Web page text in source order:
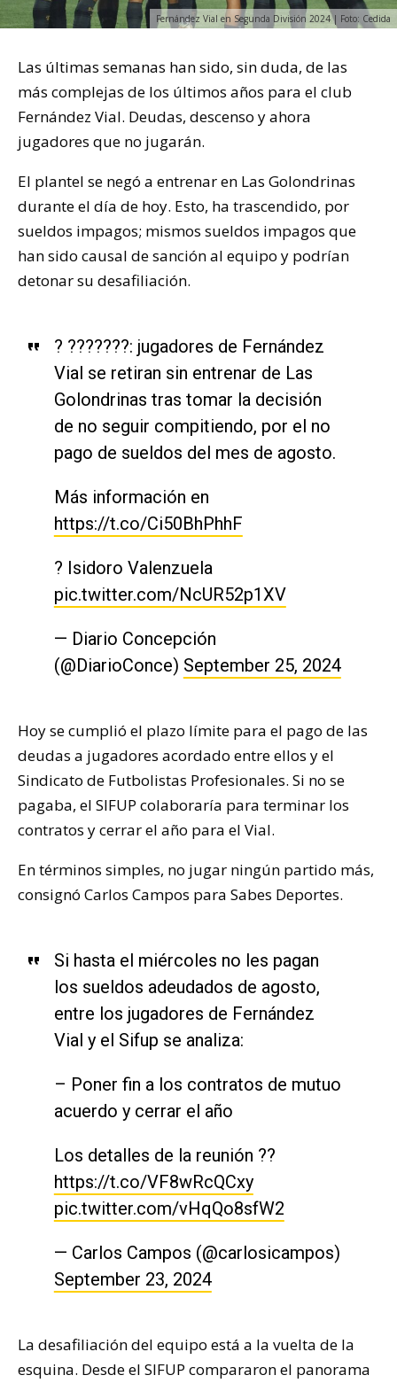
Fernández Vial en Segunda División 2024 | Foto: Cedida
Las últimas semanas han sido, sin duda, de las
más complejas de los últimos años para el club
Fernández Vial. Deudas, descenso y ahora
jugadores que no jugarán.
El plantel se negó a entrenar en Las Golondrinas
durante el día de hoy. Esto, ha trascendido, por
sueldos impagos; mismos sueldos impagos que
han sido causal de sanción al equipo y podrían
detonar su desafiliación.
? ???????: jugadores de Fernández
Vial se retiran sin entrenar de Las
Golondrinas tras tomar la decisión
de no seguir compitiendo, por el no
pago de sueldos del mes de agosto.
Más información en
https://t.co/Ci50BhPhhF
? Isidoro Valenzuela
pic.twitter.com/NcUR52p1XV
— Diario Concepción
(@DiarioConce) September 25, 2024
Hoy se cumplió el plazo límite para el pago de las
deudas a jugadores acordado entre ellos y el
Sindicato de Futbolistas Profesionales. Si no se
pagaba, el SIFUP colaboraría para terminar los
contratos y cerrar el año para el Vial.
En términos simples, no jugar ningún partido más,
consignó Carlos Campos para Sabes Deportes.
Si hasta el miércoles no les pagan
los sueldos adeudados de agosto,
entre los jugadores de Fernández
Vial y el Sifup se analiza:
– Poner fin a los contratos de mutuo
acuerdo y cerrar el año
Los detalles de la reunión ??
https://t.co/VF8wRcQCxy
pic.twitter.com/vHqQo8sfW2
— Carlos Campos (@carlosicampos)
September 23, 2024
La desafiliación del equipo está a la vuelta de la
esquina. Desde el SIFUP compararon el panorama